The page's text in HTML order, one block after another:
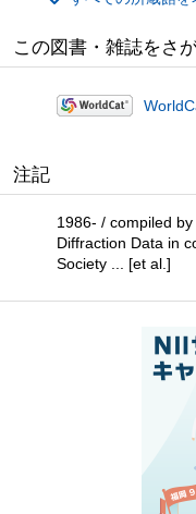
この図書・雑誌をさ
注記
1986- / compiled
Diffraction Data in
Society ... [et al.]